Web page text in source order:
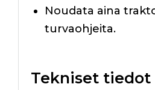
Noudata aina
turvaohjeita.
Tekniset tiedot